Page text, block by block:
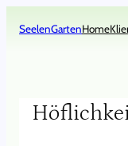
Inhalt
SeelenGartenHome